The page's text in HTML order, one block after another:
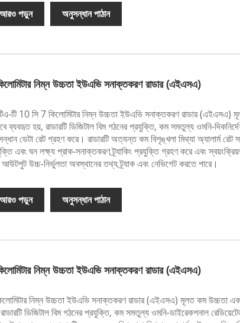
আরও পড়ুন অনুসন্ধান পাঠান
নিম্ন উচ্চতা ইউএভি সনাক্তকরণ রাডার (এইএসএ)
টি 10 সি 7 কিলোমিটার নিম্ন উচ্চতা ইউএভি সনাক্তকরণ রাডার (এইএসএ)
ব্যবহৃত হয়, রাডারটি ডিজিটাল বিম গঠনের প্রযুক্তি, কম সমতুল্য ওমনি-
ডেটা রেট গ্রহণ করে। রাডারটি অত্যন্ত কম বিশৃঙ্খলা মিথ্যা অ্যালার্ম
এবং ঘন লক্ষ্য প্রাক-সনাক্তকরণ ট্র্যাকিং প্রযুক্তি গ্রহণ করে এবং
উচ্চ-নির্ভুলতা অবস্থানের তথ্য ট্র্যাক এবং নেভিগেট করতে পারে।
আরও পড়ুন অনুসন্ধান পাঠান
নিম্ন উচ্চতা ইউএভি সনাক্তকরণ রাডার (এইএসএ)
নিম্ন উচ্চতা ইউএভি সনাক্তকরণ রাডার (এইএসএ) মূলত কম উচ্চতা
ডিজিটাল বিম গঠনের প্রযুক্তি, কম সমতুল্য ওমনি-ডাইরেকশনাল